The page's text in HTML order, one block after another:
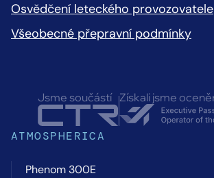
Osvědčení leteckého provozovatele
Všeobecné přepravní podmínky
Jsme součástí Získali jsme
ATMOSPHERICA
Phenom 300E